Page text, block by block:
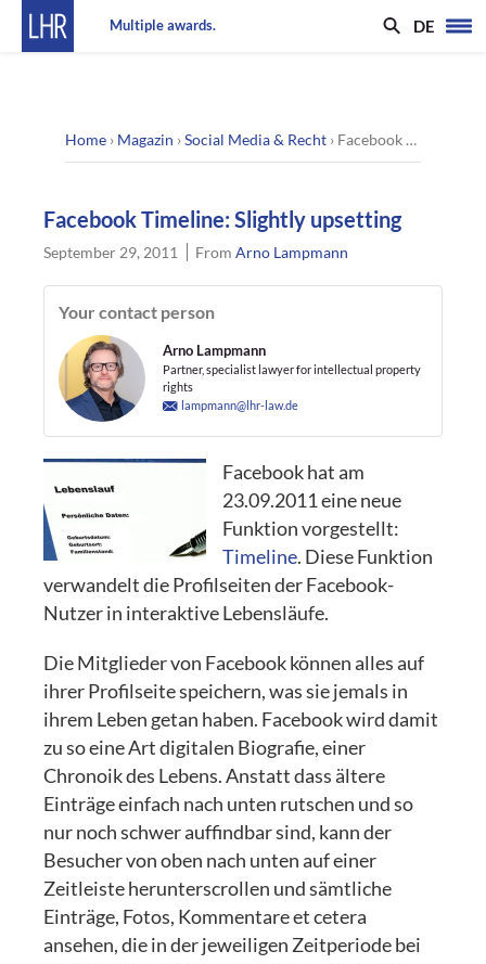
Multiple awards. DE
Home › Magazin ›Social Media & Recht › Facebook Timeline: Slightly upsetting
Facebook Timeline: Slightly upsetting
September 29, 2011 FromArno Lampmann
Your contact person
Arno Lampmann
Partner, specialist lawyer for intellectual property
rights
lampmann@lhr-law.de
Facebook hat am
23.09.2011 eine neue
Funktion vorgestellt:
Timeline. Diese Funktion
verwandelt die Profilseiten der Facebook-
Nutzer in interaktive Lebensläufe.
Die Mitglieder von Facebook können alles auf
ihrer Profilseite speichern, was sie jemals in
ihrem Leben getan haben. Facebook wird damit
zu so eine Art digitalen Biografie, einer
Chronoik des Lebens. Anstatt dass ältere
Einträge einfach nach unten rutschen und so
nur noch schwer auffindbar sind, kann der
Besucher von oben nach unten auf einer
Zeitleiste herunterscrollen und sämtliche
Einträge, Fotos, Kommentare et cetera
ansehen, die in der jeweiligen Zeitperiode bei